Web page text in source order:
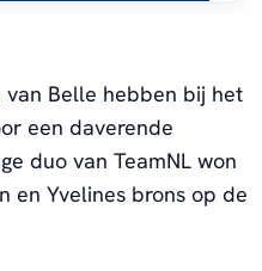
van Belle hebben bij het
een daverende
duo van TeamNL won
en Yvelines brons op de